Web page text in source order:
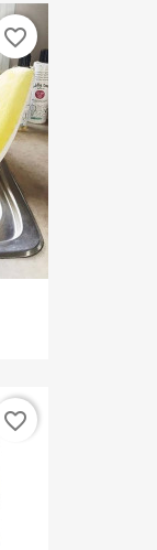
favorite_border
favorite_border